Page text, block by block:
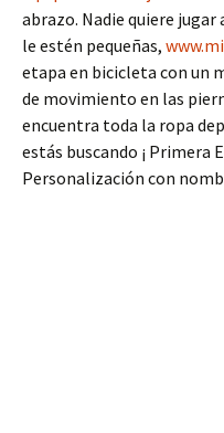
abrazo. Nadie quiere
le estén pequeñas,
etapa en bicicleta con un
de movimiento en las
encuentra toda la ropa
estás buscando ¡ Primera
Personalización con